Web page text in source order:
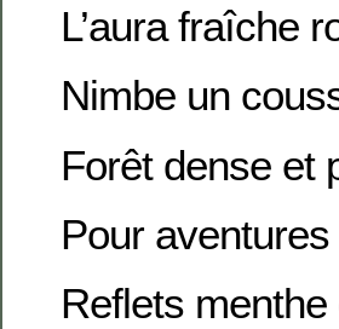
L’aura fraîche
Nimbe un
Forêt dense et
Pour
Reflets menthe